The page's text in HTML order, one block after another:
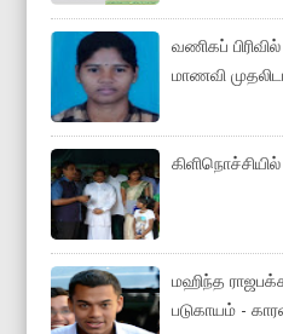
வணிகப்
மாணவி
மஹிந்த
படுகாயம் -